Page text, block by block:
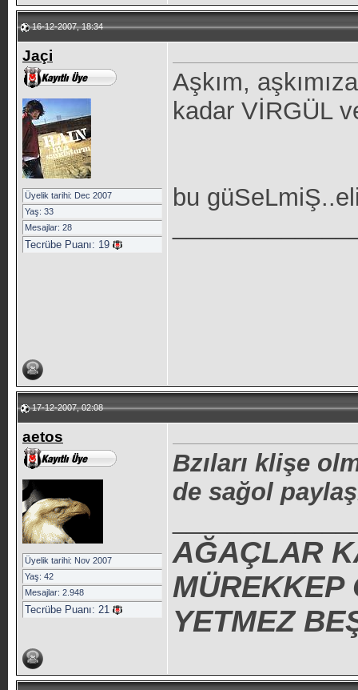
16-12-2007, 18:34
Jaçi
Üyelik tarihi: Dec 2007
Yaş: 33
Mesajlar: 28
Tecrübe Puanı: 19
Aşkım,
kadar VİRGÜL
bu
17-12-2007, 02:08
aetos
Üyelik tarihi: Nov 2007
Yaş: 42
Mesajlar: 2.948
Tecrübe Puanı: 21
Bzıları klişe
de sağol
AĞAÇLAR
MÜREKKEP
YETMEZ